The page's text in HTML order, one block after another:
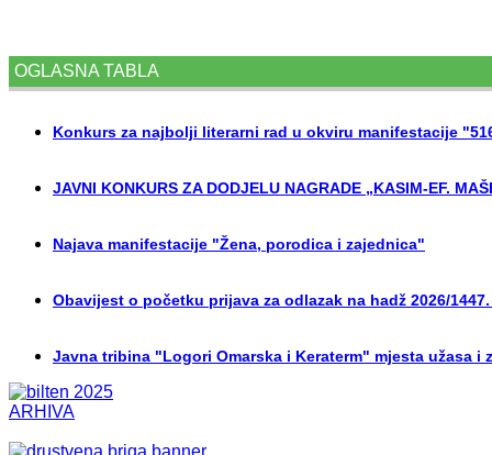
OGLASNA TABLA
Konkurs za najbolji literarni rad u okviru manifestacije
JAVNI KONKURS ZA DODJELU NAGRADE „KASIM-EF.
Najava manifestacije "Žena, porodica i zajednica"
Obavijest o početku prijava za odlazak na hadž 2026/
Javna tribina "Logori Omarska i Keraterm" mjesta užasa i
ARHIVA